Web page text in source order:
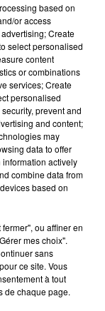
based on
or access
Create
select personalised
content
or combinations
services; Create
personalised
prevent and
and content;
may
data to offer
actively
combine data from
based on
ou affiner en
mes choix".
sans
ce site. Vous
à tout
de chaque page.